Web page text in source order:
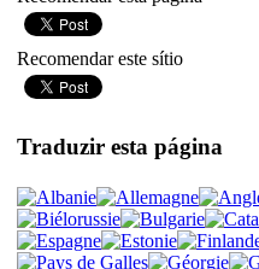
Recomendar este sítio
Traduzir esta página